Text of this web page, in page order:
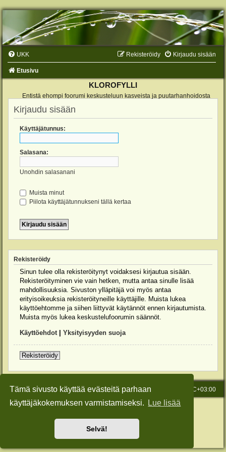
Tämä sivusto käyttää evästeitä parhaan
käyttäjäkokemuksen varmistamiseksi.
Lue lisää
Selvä!
UKK Kirjaudu sisään
Rekisteröidy
Etusivu
KLOROFYLLI
Entistä ehompi foorumi keskusteluun kasveista ja puutarhanhoidosta
Kirjaudu sisään
Käyttäjätunnus:
Salasana:
Unohdin salasanani
Muista minut
Piilota käyttäjätunnukseni tällä kertaa
Rekisteröidy
Sinun tulee olla rekisteröitynyt voidaksesi kirjautua sisään.
Rekisteröityminen vie vain hetken, mutta antaa sinulle lisää
mahdollisuuksia. Sivuston ylläpitäjä voi myös antaa
erityisoikeuksia rekisteröityneille käyttäjille. Muista lukea
käyttöehtomme ja siihen liittyvät käytännöt ennen kirjautumista.
Muista myös lukea keskustelufoorumin säännöt.
Käyttöehdot| Yksityisyyden suoja
Rekisteröidy
Etusivu Kaikki ajat ovat UTC+03:00
Viesti Ylläpidolle
Keskustelufoorumin ohjelmistophpBB® Forum Software © phpBB Limited